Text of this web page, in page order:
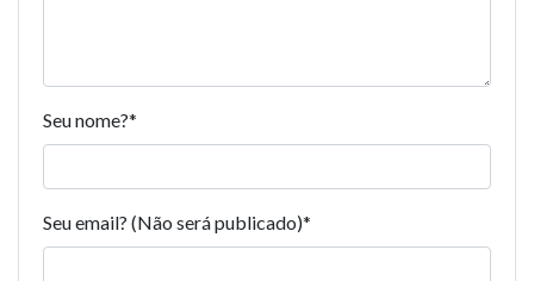
Seu nome?*
Seu email? (Não será publicado)*